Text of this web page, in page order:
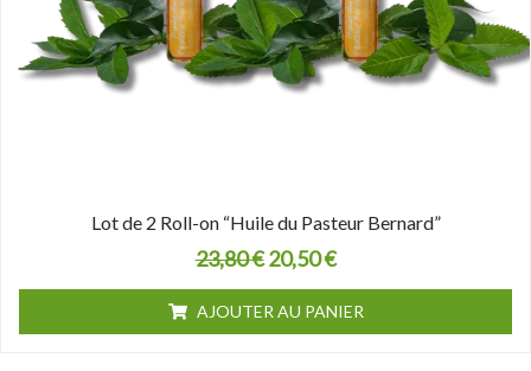
Lot de 2 Roll-on “Huile du Pasteur Bernard”
23,80€ 20,50€
AJOUTER AU PANIER